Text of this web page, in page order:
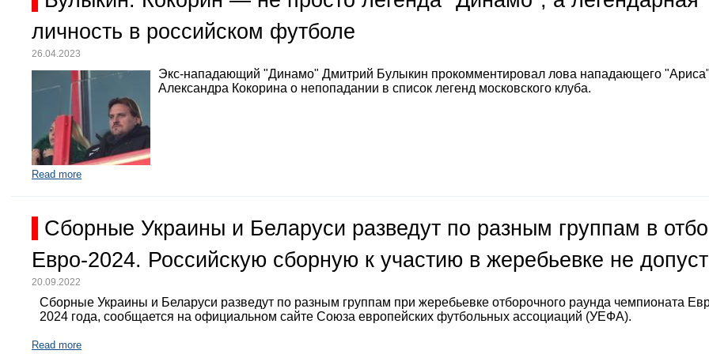
личность в российском футболе
26.04.2023
Экс-нападающий "Динамо" Дмитрий Булыкин прокомментировал лова нападающего "Ариса"
Александра Кокорина о непопадании в список легенд московского клуба.
Read more
Сборные Украины и Беларуси разведут по разным группам в
Евро-2024. Российскую сборную к участию в жеребьевке не
20.09.2022
Сборные Украины и Беларуси разведут по разным группам при жеребьевке отборочного раунда чемпионата
2024 года, сообщается на официальном сайте Союза европейских футбольных ассоциаций (УЕФА).
Read more